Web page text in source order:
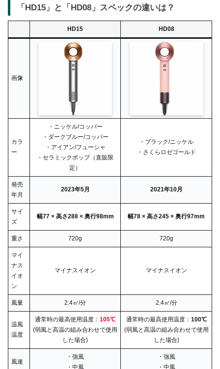
「HD15」と「HD08」スペックの違いは？
HD15 HD08
画像
カラ
ー
・ニッケル/コッパー
・ダークブルー/コッパー
・アイアン/フューシャ
・セラミックポップ（直販限
定）
・ブラック/ニッケル
・さくらロゼゴールド
発売
年月
2023年5月 2021年10月
サイ
ズ
幅77 × 高さ288 × 奥行98mm 幅78 × 高さ245 × 奥行97mm
重さ 720g 720g
マイ
ナス
イオ
ン
マイナスイオン マイナスイオン
風量 2.4㎥/分 2.4㎥/分
温風
温度
通常時の最高使用温度： 105℃
(弱風と高温の組み合わせで使用
した場合)
通常時の最高使用温度： 100℃
(弱風と高温の組み合わせで使用
した場合)
風速
・強風
・中風
・強風
・中風